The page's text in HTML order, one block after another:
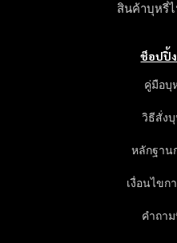
สินค้าบุหรี่
ช็อปปิ้
คู่มือบุ
วิธีสั่ง
หลักฐาน
เงื่อนไขก
คำถาม